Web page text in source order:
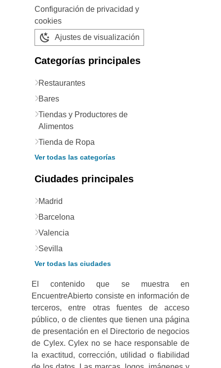
Configuración de privacidad y
cookies
Ajustes de visualización
Categorías principales
Restaurantes
Bares
Tiendas y Productores de
Alimentos
Tienda de Ropa
Ver todas las categorías
Ciudades principales
Madrid
Barcelona
Valencia
Sevilla
Ver todas las ciudades
El contenido que se muestra en
EncuentreAbierto consiste en información de
terceros, entre otras fuentes de acceso
público, o de clientes que tienen una página
de presentación en el Directorio de negocios
de Cylex. Cylex no se hace responsable de
la exactitud, corrección, utilidad o fiabilidad